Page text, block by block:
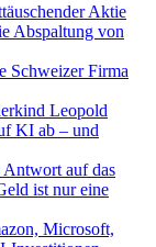
Aktie
Abspaltung von
Schweizer Firma
Leopold
KI ab – und
Antwort auf das
ist nur eine
Microsoft,